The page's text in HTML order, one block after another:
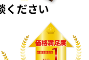
ください